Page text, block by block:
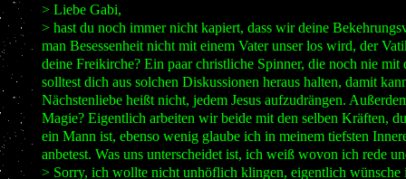
> Liebe Gabi,
> hast du noch immer nicht kapiert, dass wir deine
man Besessenheit nicht mit einem Vater unser los wird, der
deine Freikirche? Ein paar christliche Spinner, die noch nie
solltest dich aus solchen Diskussionen heraus halten, damit
Nächstenliebe heißt nicht, jedem Jesus aufzudrängen.
Magie? Eigentlich arbeiten wir beide mit den selben Kräften,
ein Mann ist, ebenso wenig glaube ich in meinem tiefsten
anbetest. Was uns unterscheidet ist, ich weiß wovon ich rede
> Sorry, ich wollte nicht unhöflich klingen, eigentlich